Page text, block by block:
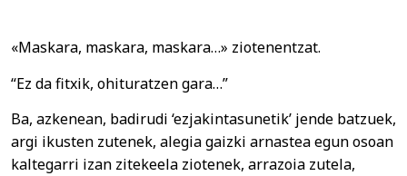
«Maskara, maskara, maskara…» ziotenentzat.
“Ez da fitxik, ohituratzen gara…”
Ba, azkenean, badirudi ‘ezjakintasunetik’ jende batzuek,
argi ikusten zutenek, alegia gaizki arnastea egun osoan
kaltegarri izan zitekeela ziotenek, arrazoia zutela,